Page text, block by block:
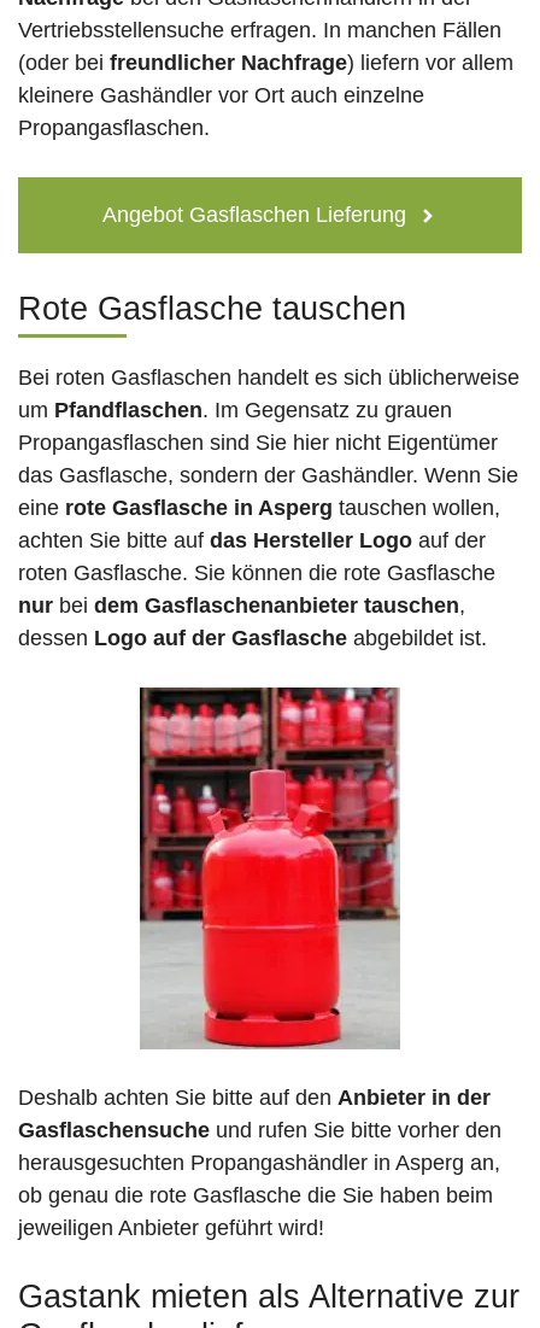
Vertriebsstellensuche erfragen. In manchen Fällen
(oder bei freundlicher Nachfrage) liefern vor allem
kleinere Gashändler vor Ort auch einzelne
Propangasflaschen.
Angebot Gasflaschen Lieferung
Rote Gasflasche tauschen
Bei roten Gasflaschen handelt es sich üblicherweise
um Pfandflaschen. Im Gegensatz zu grauen
Propangasflaschen sind Sie hier nicht Eigentümer
das Gasflasche, sondern der Gashändler. Wenn Sie
eine rote Gasflasche in Asperg tauschen wollen,
achten Sie bitte auf das Hersteller Logo auf der
roten Gasflasche. Sie können die rote Gasflasche
nur bei dem Gasflaschenanbieter tauschen,
dessen Logo auf der Gasflasche abgebildet ist.
Deshalb achten Sie bitte auf den Anbieter in der
Gasflaschensuche und rufen Sie bitte vorher den
herausgesuchten Propangashändler in Asperg an,
ob genau die rote Gasflasche die Sie haben beim
jeweiligen Anbieter geführt wird!
Gastank mieten als Alternative zur